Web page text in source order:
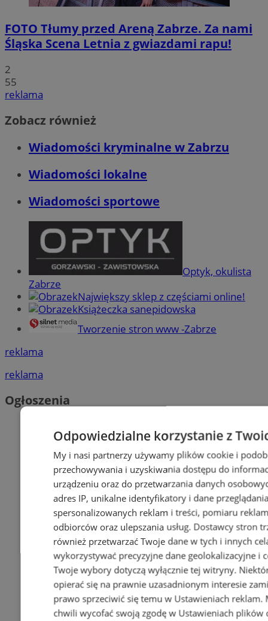
FOTO Tłumy przed Areną Zabrze. Za nami
Śląska Scena Letnia z gwiazdami rapu!
2
55
reklama
Zobacz również
Wiadomości kryminalne w Zabrzu
Wiadomości lokalne
Wiadomości sportowe
Optyk, okulista
Zabrze
Największy sklep z częściami online!
Książeczka sanepidowska
Tworzenie stron www -Zabrze
reklama
reklama
Ogłoszenia
Odpowiedzialne korzystanie z
My i nasi partnerzy używamy plików cookie i
przechowywania i uzyskiwania dostępu do
urządzeniu oraz do przetwarzania danych
adres IP, unikalne identyfikatory i dane
spersonalizowanych reklam i treści, pomiaru
odbiorców oraz ulepszania usług. Dostawcy stron
również przetwarzać Twoje dane w tych i innych
wykorzystywać precyzyjne dane geolokalizacyjne i
Twoje wybory dotyczą wyłącznie tej witryny.
opierać się na prawnie uzasadnionym interesie
prawo sprzeciwić się temu w Ustawieniach reklam.
chwili wycofać swoją zgodę w Ustawieniach plików